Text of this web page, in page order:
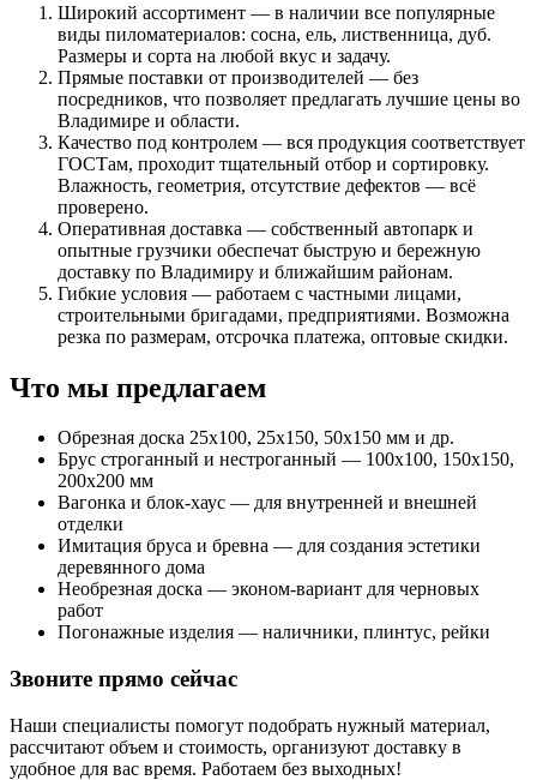
Широкий ассортимент — в наличии все популярные
виды пиломатериалов: сосна, ель, лиственница, дуб.
Размеры и сорта на любой вкус и задачу.
Прямые поставки от производителей — без
посредников, что позволяет предлагать лучшие цены во
Владимире и области.
Качество под контролем — вся продукция соответствует
ГОСТам, проходит тщательный отбор и сортировку.
Влажность, геометрия, отсутствие дефектов — всё
проверено.
Оперативная доставка — собственный автопарк и
опытные грузчики обеспечат быструю и бережную
доставку по Владимиру и ближайшим районам.
Гибкие условия — работаем с частными лицами,
строительными бригадами, предприятиями. Возможна
резка по размерам, отсрочка платежа, оптовые скидки.
Что мы предлагаем
Обрезная доска 25х100, 25х150, 50х150 мм и др.
Брус строганный и нестроганный — 100х100, 150х150,
200х200 мм
Вагонка и блок-хаус — для внутренней и внешней
отделки
Имитация бруса и бревна — для создания эстетики
деревянного дома
Необрезная доска — эконом-вариант для черновых
работ
Погонажные изделия — наличники, плинтус, рейки
Звоните прямо сейчас
Наши специалисты помогут подобрать нужный материал,
рассчитают объем и стоимость, организуют доставку в
удобное для вас время. Работаем без выходных!